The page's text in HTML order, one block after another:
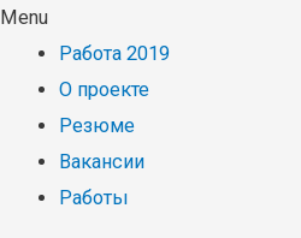
Menu
Работа 2019
О проекте
Резюме
Вакансии
Работы